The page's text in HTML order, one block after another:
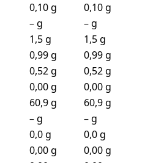
0,10 g
0,10 g
– g
– g
1,5 g
1,5 g
0,99 g
0,99 g
0,52 g
0,52 g
0,00 g
0,00 g
60,9 g
60,9 g
– g
– g
0,0 g
0,0 g
0,00 g
0,00 g